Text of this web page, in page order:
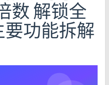
数 解锁全
功能拆解